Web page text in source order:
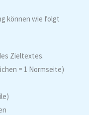
können wie folgt
Zieltextes.
= 1 Normseite)